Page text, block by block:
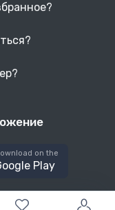
on the
Play